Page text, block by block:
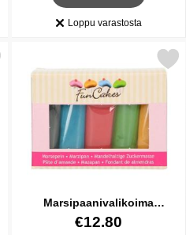
Saatavuus:
Loppu varastosta
suosikiksi
Marsipaanivalikoima
Perusvärit 5-pakkaus
Tuote.nro 16722
€12.80
marsipaanivalikoima